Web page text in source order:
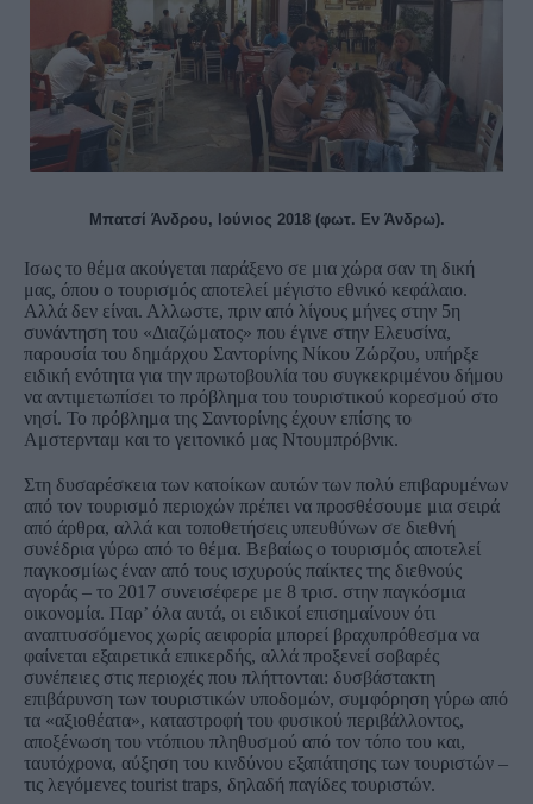
Μπατσί Άνδρου, Ιούνιος 2018 (φωτ. Εν Άνδρω).
Ισως το θέμα ακούγεται παράξενο σε μια χώρα σαν τη δική
μας, όπου ο τουρισμός αποτελεί μέγιστο εθνικό κεφάλαιο.
Αλλά δεν είναι. Αλλωστε, πριν από λίγους μήνες στην 5η
συνάντηση του «Διαζώματος» που έγινε στην Ελευσίνα,
παρουσία του δημάρχου Σαντορίνης Νίκου Ζώρζου, υπήρξε
ειδική ενότητα για την πρωτοβουλία του συγκεκριμένου δήμου
να αντιμετωπίσει το πρόβλημα του τουριστικού κορεσμού στο
νησί. Το πρόβλημα της Σαντορίνης έχουν επίσης το
Αμστερνταμ και το γειτονικό μας Ντουμπρόβνικ.
Στη δυσαρέσκεια των κατοίκων αυτών των πολύ επιβαρυμένων
από τον τουρισμό περιοχών πρέπει να προσθέσουμε μια σειρά
από άρθρα, αλλά και τοποθετήσεις υπευθύνων σε διεθνή
συνέδρια γύρω από το θέμα. Βεβαίως ο τουρισμός αποτελεί
παγκοσμίως έναν από τους ισχυρούς παίκτες της διεθνούς
αγοράς – το 2017 συνεισέφερε με 8 τρισ. στην παγκόσμια
οικονομία. Παρ’ όλα αυτά, οι ειδικοί επισημαίνουν ότι
αναπτυσσόμενος χωρίς αειφορία μπορεί βραχυπρόθεσμα να
φαίνεται εξαιρετικά επικερδής, αλλά προξενεί σοβαρές
συνέπειες στις περιοχές που πλήττονται: δυσβάστακτη
επιβάρυνση των τουριστικών υποδομών, συμφόρηση γύρω από
τα «αξιοθέατα», καταστροφή του φυσικού περιβάλλοντος,
αποξένωση του ντόπιου πληθυσμού από τον τόπο του και,
ταυτόχρονα, αύξηση του κινδύνου εξαπάτησης των τουριστών –
τις λεγόμενες tourist traps, δηλαδή παγίδες τουριστών.